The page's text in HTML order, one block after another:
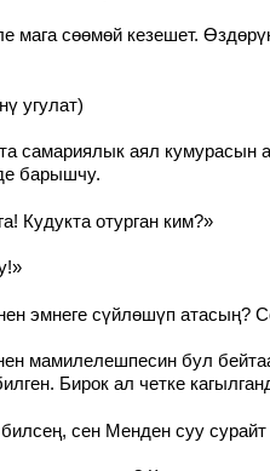
мага сөөмөй кезешет.
угулат)
самариялык аял
барышчу.
Кудукта отурган ким?»
эмнеге сүйлөшүп атасың?
мамилелешпесин бул
Бирок ал четке
сен Менден суу